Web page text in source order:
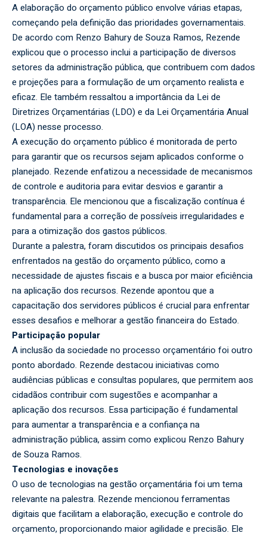
A elaboração do orçamento público envolve várias etapas,
começando pela definição das prioridades governamentais.
De acordo com Renzo Bahury de Souza Ramos, Rezende
explicou que o processo inclui a participação de diversos
setores da administração pública, que contribuem com dados
e projeções para a formulação de um orçamento realista e
eficaz. Ele também ressaltou a importância da Lei de
Diretrizes Orçamentárias (LDO) e da Lei Orçamentária Anual
(LOA) nesse processo.
A execução do orçamento público é monitorada de perto
para garantir que os recursos sejam aplicados conforme o
planejado. Rezende enfatizou a necessidade de mecanismos
de controle e auditoria para evitar desvios e garantir a
transparência. Ele mencionou que a fiscalização contínua é
fundamental para a correção de possíveis irregularidades e
para a otimização dos gastos públicos.
Durante a palestra, foram discutidos os principais desafios
enfrentados na gestão do orçamento público, como a
necessidade de ajustes fiscais e a busca por maior eficiência
na aplicação dos recursos. Rezende apontou que a
capacitação dos servidores públicos é crucial para enfrentar
esses desafios e melhorar a gestão financeira do Estado.
Participação popular
A inclusão da sociedade no processo orçamentário foi outro
ponto abordado. Rezende destacou iniciativas como
audiências públicas e consultas populares, que permitem aos
cidadãos contribuir com sugestões e acompanhar a
aplicação dos recursos. Essa participação é fundamental
para aumentar a transparência e a confiança na
administração pública, assim como explicou Renzo Bahury
de Souza Ramos.
Tecnologias e inovações
O uso de tecnologias na gestão orçamentária foi um tema
relevante na palestra. Rezende mencionou ferramentas
digitais que facilitam a elaboração, execução e controle do
orçamento, proporcionando maior agilidade e precisão. Ele